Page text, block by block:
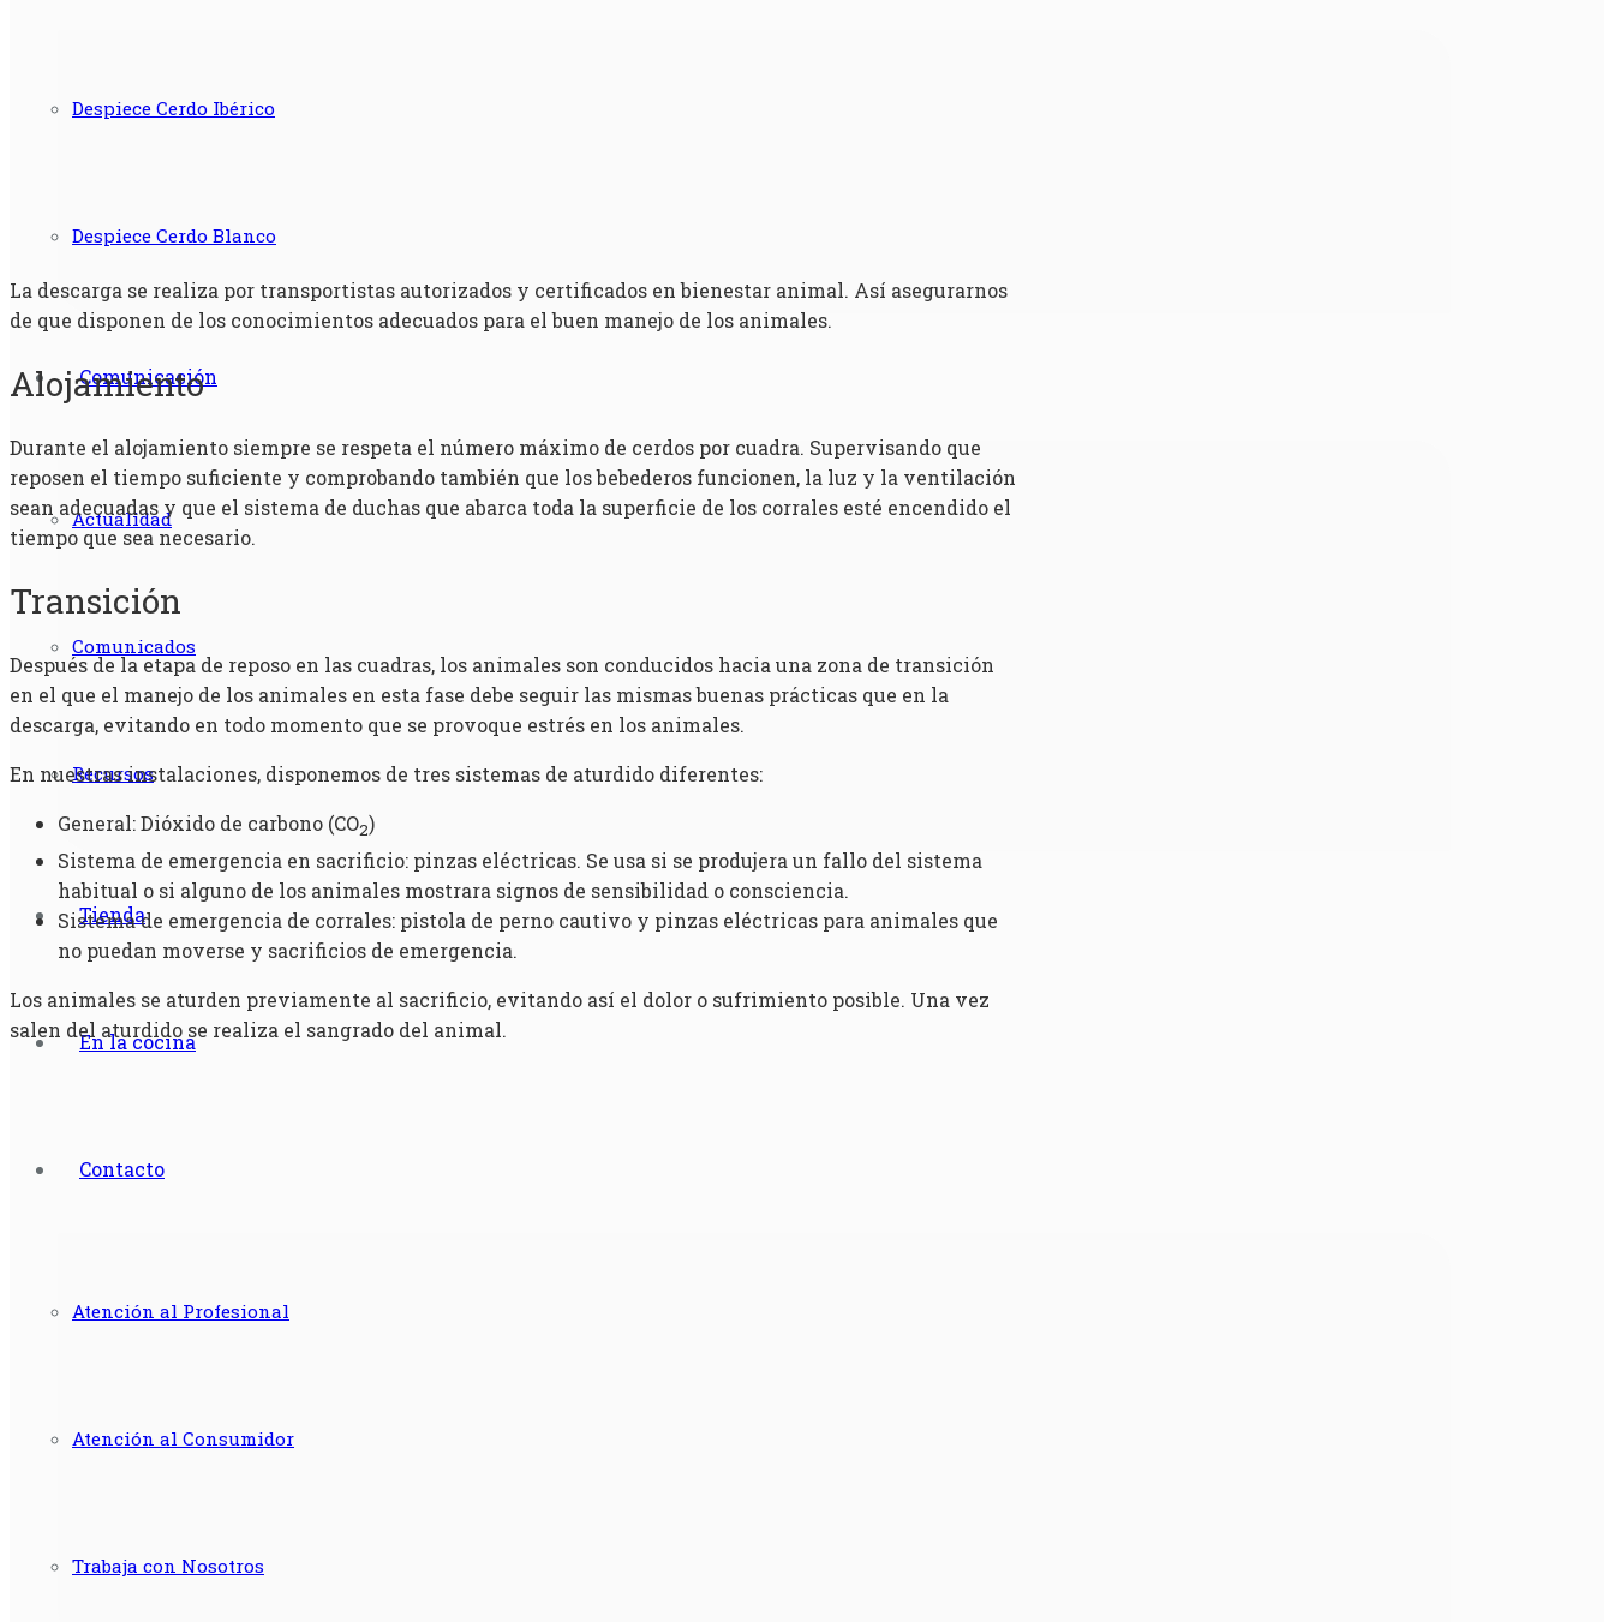
Despiece Cerdo Ibérico
Despiece Cerdo Blanco
Comunicación
Actualidad
Comunicados
Recursos
Tienda
En la cocina
Contacto
Atención al Profesional
Atención al Consumidor
Trabaja con Nosotros
La descarga se realiza por transportistas autorizados y certificados en bienestar animal. Así asegurarnos
de que disponen de los conocimientos adecuados para el buen manejo de los animales.
Alojamiento
Durante el alojamiento siempre se respeta el número máximo de cerdos por cuadra. Supervisando que
reposen el tiempo suficiente y comprobando también que los bebederos funcionen, la luz y la ventilación
sean adecuadas y que el sistema de duchas que abarca toda la superficie de los corrales esté encendido el
tiempo que sea necesario.
Transición
Después de la etapa de reposo en las cuadras, los animales son conducidos hacia una zona de transición
en el que el manejo de los animales en esta fase debe seguir las mismas buenas prácticas que en la
descarga, evitando en todo momento que se provoque estrés en los animales.
En nuestras instalaciones, disponemos de tres sistemas de aturdido diferentes:
General: Dióxido de carbono (CO2)
Sistema de emergencia en sacrificio: pinzas eléctricas. Se usa si se produjera un fallo del sistema
habitual o si alguno de los animales mostrara signos de sensibilidad o consciencia.
Sistema de emergencia de corrales: pistola de perno cautivo y pinzas eléctricas para animales que
no puedan moverse y sacrificios de emergencia.
Los animales se aturden previamente al sacrificio, evitando así el dolor o sufrimiento posible. Una vez
salen del aturdido se realiza el sangrado del animal.